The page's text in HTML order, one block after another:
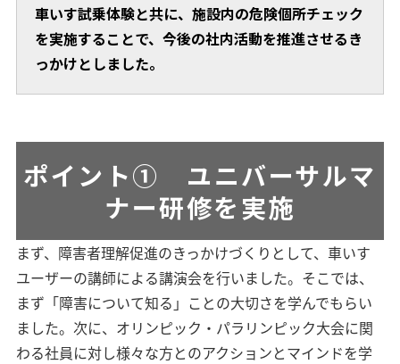
車いす試乗体験と共に、施設内の危険個所チェック
を実施することで、今後の社内活動を推進させるき
っかけとしました。
ポイント① ユニバーサルマ
ナー研修を実施
まず、障害者理解促進のきっかけづくりとして、車いす
ユーザーの講師による講演会を行いました。そこでは、
まず「障害について知る」ことの大切さを学んでもらい
ました。次に、オリンピック・パラリンピック大会に関
わる社員に対し様々な方とのアクションとマインドを学